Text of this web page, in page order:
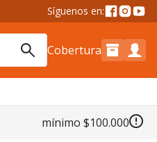
Síguenos en:
Cobertura
mínimo $100.000